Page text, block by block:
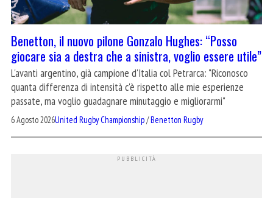
Benetton, il nuovo pilone Gonzalo Hughes: “Posso
giocare sia a destra che a sinistra, voglio essere utile”
L'avanti argentino, già campione d'Italia col Petrarca: "Riconosco
quanta differenza di intensità c'è rispetto alle mie esperienze
passate, ma voglio guadagnare minutaggio e migliorarmi"
6 Agosto 2026United Rugby Championship/Benetton Rugby